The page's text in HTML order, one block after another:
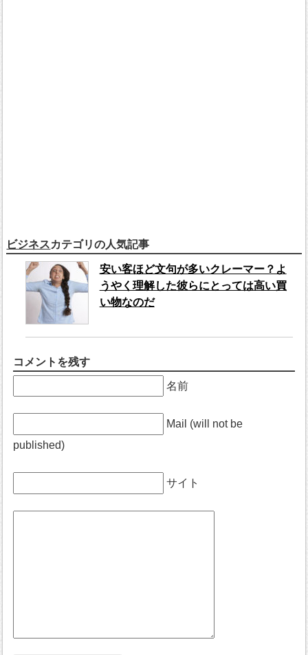
ビジネスカテゴリの人気記事
安い客ほど文句が多いクレーマー？よ
うやく理解した彼らにとっては高い買
い物なのだ
コメントを残す
名前
Mail (will not be
published)
サイト